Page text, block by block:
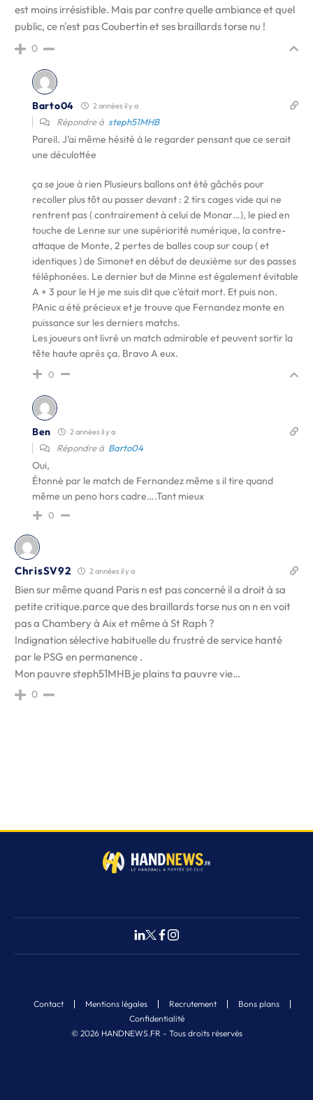
est moins irrésistible. Mais par contre quelle ambiance et quel
public, ce n'est pas Coubertin et ses braillards torse nu !
0
Barto04 2 années il y a
Répondre à steph51MHB
Pareil. J'ai même hésité à le regarder pensant que ce serait
une déculottée
ça se joue à rien Plusieurs ballons ont été gâchés pour
recoller plus tôt ou passer devant : 2 tirs cages vide qui ne
rentrent pas ( contrairement à celui de Monar…), le pied en
touche de Lenne sur une supériorité numérique, la contre-
attaque de Monte, 2 pertes de balles coup sur coup ( et
identiques ) de Simonet en début de deuxième sur des passes
téléphonées. Le dernier but de Minne est également évitable
A + 3 pour le H je me suis dit que c'était mort. Et puis non.
PAnic a été précieux et je trouve que Fernandez monte en
puissance sur les derniers matchs.
Les joueurs ont livré un match admirable et peuvent sortir la
tête haute après ça. Bravo A eux.
0
Ben 2 années il y a
Répondre à Barto04
Oui,
Étonné par le match de Fernandez même s il tire quand
même un peno hors cadre….Tant mieux
0
ChrisSV92 2 années il y a
Bien sur même quand Paris n est pas concerné il a droit à sa
petite critique.parce que des braillards torse nus on n en voit
pas a Chambery à Aix et même à St Raph ?
Indignation sélective habituelle du frustré de service hanté
par le PSG en permanence .
Mon pauvre steph51MHB je plains ta pauvre vie…
0
© 2026 HANDNEWS.FR - Tous droits réservés
Contact Mentions légales Recrutement
Bons plans
Confidentialité